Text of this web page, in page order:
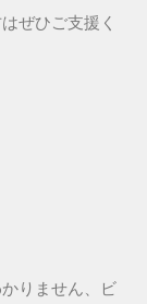
ぜひご支援く
りません、ビ